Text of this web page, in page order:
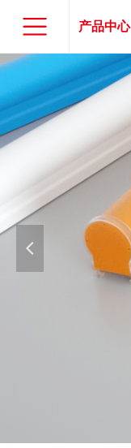
产品中心
넳